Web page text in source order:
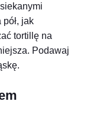
jak
tortillę na
Podawaj